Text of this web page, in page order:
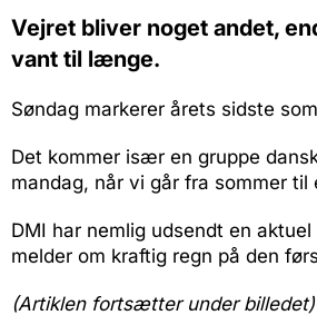
Vejret bliver noget andet,
vant til længe.
Søndag markerer årets sidste
Det kommer især en gruppe
mandag, når vi går fra sommer til
DMI har nemlig udsendt en
melder om kraftig regn på den
(Artiklen fortsætter under billedet)